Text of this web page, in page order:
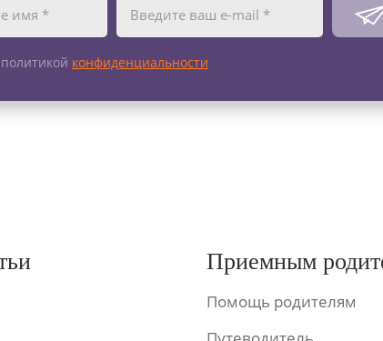
конфиденциальности
Приемным
Помощь родителям